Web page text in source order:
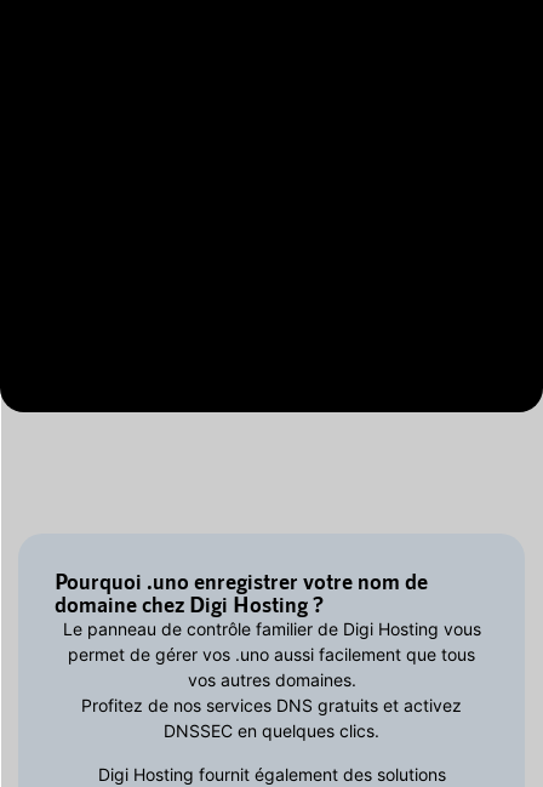
Pourquoi .uno enregistrer votre nom de
domaine chez Digi Hosting ?
Le panneau de contrôle familier de Digi Hosting vous
permet de gérer vos .uno aussi facilement que tous
vos autres domaines.
Profitez de nos services DNS gratuits et activez
DNSSEC en quelques clics.
Digi Hosting fournit également des solutions